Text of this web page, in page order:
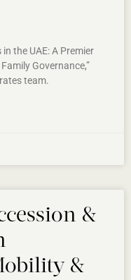
the UAE: A Premier
Governance,”
team.
&
&